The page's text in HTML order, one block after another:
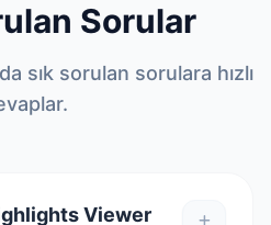
Sorular
sık sorulan sorulara hızlı
Viewer